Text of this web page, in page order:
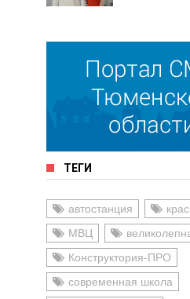
ТЕГИ
автостанция
МВЦ
Конструктория-ПРО
современная школа